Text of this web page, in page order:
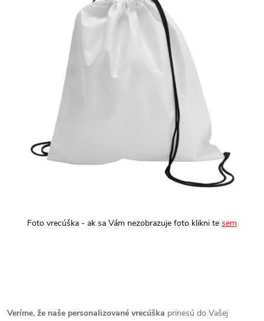
Foto vrecúška - ak sa Vám nezobrazuje foto klikni te sem
Veríme, že naše personalizované vrecúška prinesú do Vašej